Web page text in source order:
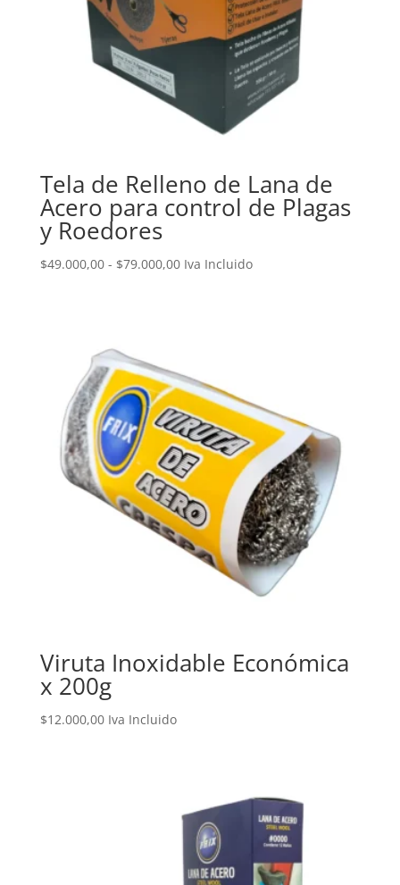
Tela de Relleno de Lana de
Acero para control de Plagas
y Roedores
$49.000,00 - $79.000,00Rango
$79.000,00
Iva Incluido
Viruta Inoxidable Económica
x 200g
$12.000,00 Iva Incluido